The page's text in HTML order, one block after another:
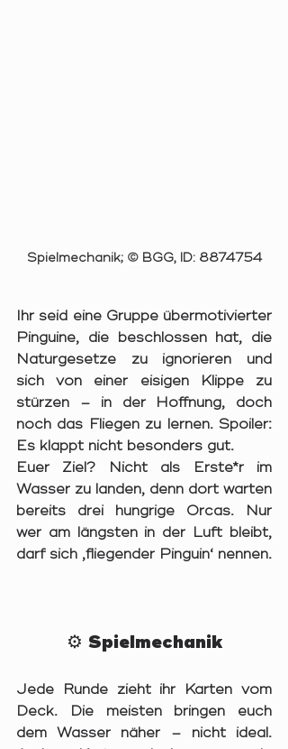
Spielmechanik; © BGG, ID: 8874754
Ihr seid eine Gruppe übermotivierter
Pinguine, die beschlossen hat, die
Naturgesetze zu ignorieren und
sich von einer eisigen Klippe zu
stürzen – in der Hoffnung, doch
noch das Fliegen zu lernen. Spoiler:
Es klappt nicht besonders gut.
Euer Ziel?
Nicht als Erste*r im
Wasser zu landen, denn dort warten
bereits drei hungrige Orcas. Nur
wer am längsten in der Luft bleibt,
darf sich ‚fliegender Pinguin‘ nennen.
⚙️ Spielmechanik
Jede Runde zieht ihr Karten vom
Deck. Die meisten bringen euch
dem Wasser näher – nicht ideal.